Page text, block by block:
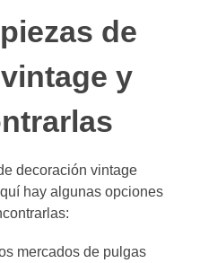
de
y
decoración vintage
hay algunas opciones
mercados de pulgas